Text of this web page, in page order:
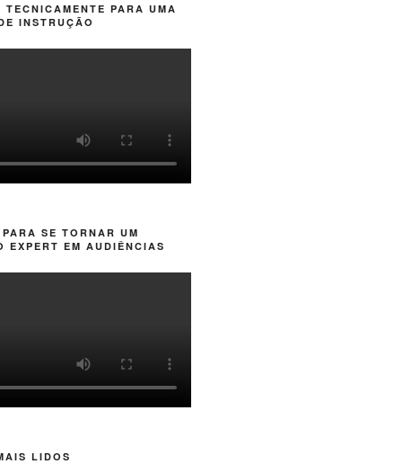
TECNICAMENTE PARA UMA
INSTRUÇÃO
SE TORNAR UM
EXPERT EM AUDIÊNCIAS
LIDOS